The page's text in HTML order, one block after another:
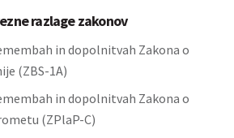
razlage zakonov
in dopolnitvah Zakona o
(ZBS-1A)
in dopolnitvah Zakona o
(ZPlaP-C)